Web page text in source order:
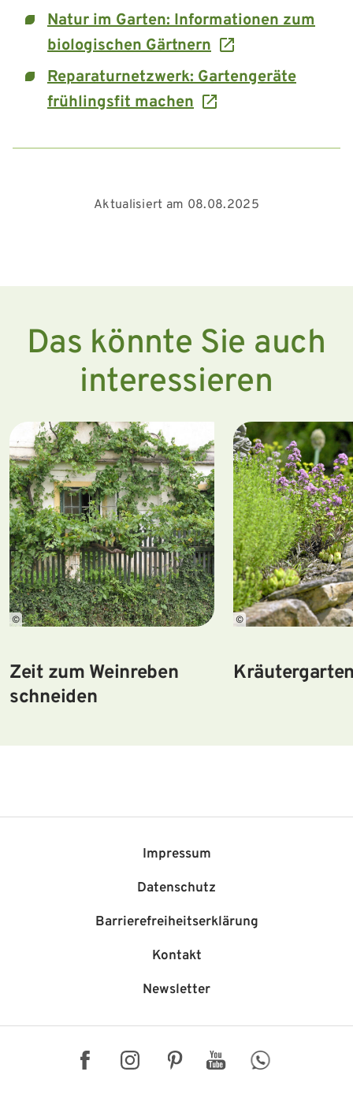
Natur im Garten: Informationen zum
biologischen Gärtnern
Reparaturnetzwerk: Gartengeräte
frühlingsfit machen
Aktualisiert am 08.08.2025
Das könnte Sie auch
interessieren
©
Zeit zum Weinreben
schneiden
©
Impressum
Datenschutz
Barriere­freiheits­erklärung
Kontakt
Newsletter
FacebookInstagramPinterestYouTubeWhatsApp